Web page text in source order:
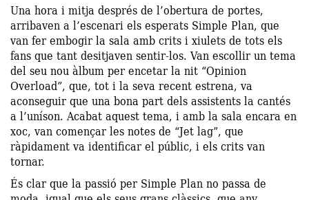
Una hora i mitja després de l’obertura de portes,
arribaven a l’escenari els esperats Simple Plan, que
van fer embogir la sala amb crits i xiulets de tots els
fans que tant desitjaven sentir-los. Van escollir un tema
del seu nou àlbum per encetar la nit “Opinion
Overload”, que, tot i la seva recent estrena, va
aconseguir que una bona part dels assistents la cantés
a l’uníson. Acabat aquest tema, i amb la sala encara en
xoc, van començar les notes de “Jet lag”, que
ràpidament va identificar el públic, i els crits van
tornar.
És clar que la passió per Simple Plan no passa de